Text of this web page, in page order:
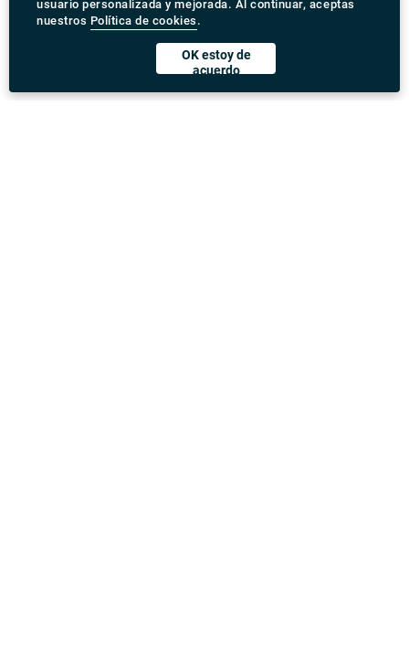
usuario personalizada y mejorada. Al continuar, aceptas
nuestros Política de cookies .
OK estoy de
acuerdo